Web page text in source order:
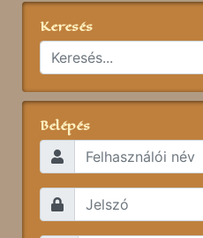
Keresés
Belépés